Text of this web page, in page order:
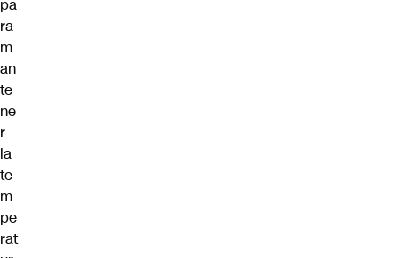
pa
ra
m
an
te
ne
r
la
te
m
pe
rat